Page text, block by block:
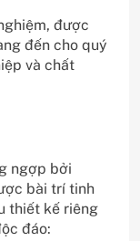
được
đến cho quý
và chất
ngợp bởi
bài trí tinh
thiết kế riêng
đáo: